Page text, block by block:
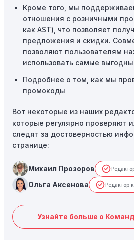
службу поддержки.
Кроме того, мы
отношения с розничными
как AST), что позволяет
предложения и скидки.
позволяют пользователям
использовать самые
Подробнее о том, как мы
промокоды
Вот некоторые из наших
которые регулярно проверяют
следят за достоверностью
странице:
Михаил Прозоров
Ольга Аксенова Редактор
Узнайте больше о